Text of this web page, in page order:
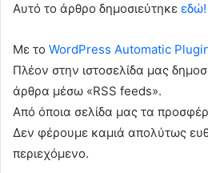
Αυτό το άρθρο δημοσιεύτηκε εδώ!
Με το WordPress Automatic
Πλέον στην ιστοσελίδα μας
άρθρα μέσω «RSS feeds».
Από όποια σελίδα μας τα
Δεν φέρουμε καμιά απολύτως
περιεχόμενο.